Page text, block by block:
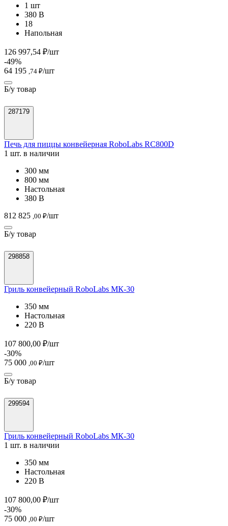
1 шт
380 В
18
Напольная
126 997,54 ₽/шт
-49%
64 195 ,74 ₽/шт
Б/у товар
287179
Печь для пиццы конвейерная RoboLabs RC800D
1 шт. в наличии
300 мм
800 мм
Настольная
380 В
812 825 ,00 ₽/шт
Б/у товар
298858
Гриль конвейерный RoboLabs МК-30
350 мм
Настольная
220 В
107 800,00 ₽/шт
-30%
75 000 ,00 ₽/шт
Б/у товар
299594
Гриль конвейерный RoboLabs МК-30
1 шт. в наличии
350 мм
Настольная
220 В
107 800,00 ₽/шт
-30%
75 000 ,00 ₽/шт